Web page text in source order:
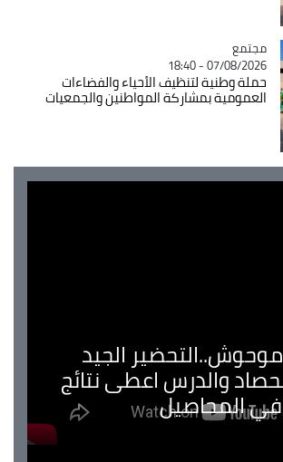
Catégorie
مجتمع
07/08/2026 - 18:40
حملة وطنية لتنظيف الأحياء والفضاءات
العمومية بمشاركة المواطنين والجمعيات
الجيد
والدرس اعطى نتائج
المحاصيل